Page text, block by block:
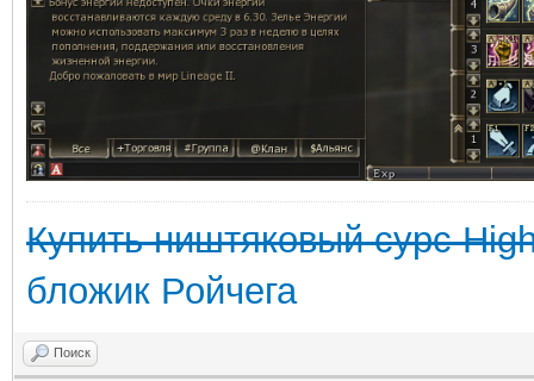
Купить ништяковый сурс
бложик Ройчега
Поиск